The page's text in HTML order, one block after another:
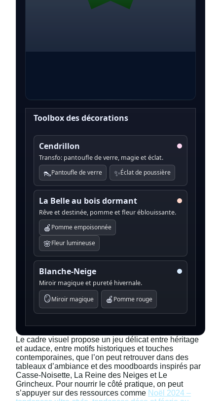
Toolbox des décorations
Cendrillon
Transfo: pantoufle de verre, magie et éclat.
👠Pantoufle de verre ✨Éclat de poussière
La Belle au bois dormant
Rêve et destinée, pomme et fleur éblouissante.
🍎 Pomme empoisonnée
🌸Fleur lumineuse
Blanche-Neige
Miroir magique et pureté hivernale.
🪞Miroir magique 🍎 Pomme rouge
Le cadre visuel propose un jeu délicat entre héritage
et audace, entre motifs historiques et touches
contemporaines, que l’on peut retrouver dans des
tableaux d’ambiance et des moodboards inspirés par
Casse-Noisette, La Reine des Neiges et Le
Grincheux. Pour nourrir le côté pratique, on peut
s’appuyer sur des ressources comme Noël 2024 –